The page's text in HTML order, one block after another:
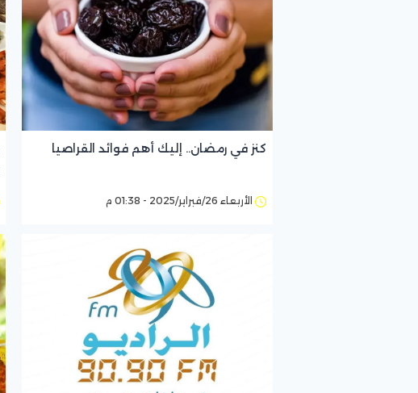
كنز في رمضان.. إليك أهم فوائد القراصيا
الأربعاء 26/فبراير/2025 - 01:38 م